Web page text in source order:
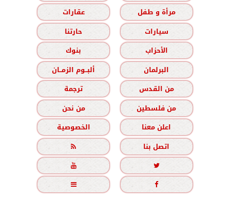
مرأة و طفل
عقارات
سيارات
حارتنا
الأحزاب
بنوك
البرلمان
ألبــوم الزمــان
من القدس
ترجمة
من فلسطين
من نحن
اعلن معنا
الخصوصية
اتصل بنا




